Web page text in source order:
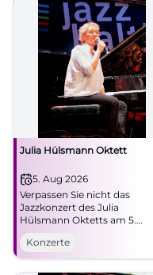
Julia Hülsmann Oktett
5. Aug 2026
Verpassen Sie nicht das
Jazzkonzert des Julia
Hülsmann Oktetts am 5.
August 2026 im Botanischen
Garten Augsburg.
Konzerte